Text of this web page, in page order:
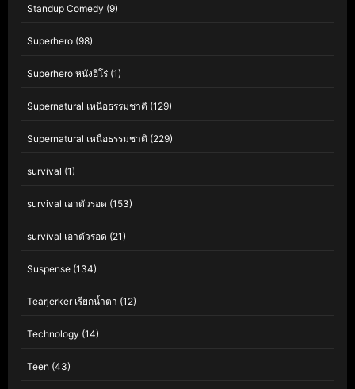
Standup Comedy (9)
Superhero (98)
Superhero หนังฮีโร่ (1)
Supernatural เหนือธรรมชาติ (129)
Supernatural เหนือธรรมชาติ (229)
survival (1)
survival เอาตัวรอด (153)
survival เอาตัวรอด (21)
Suspense (134)
Tearjerker เรียกน้ำตา (12)
Technology (14)
Teen (43)